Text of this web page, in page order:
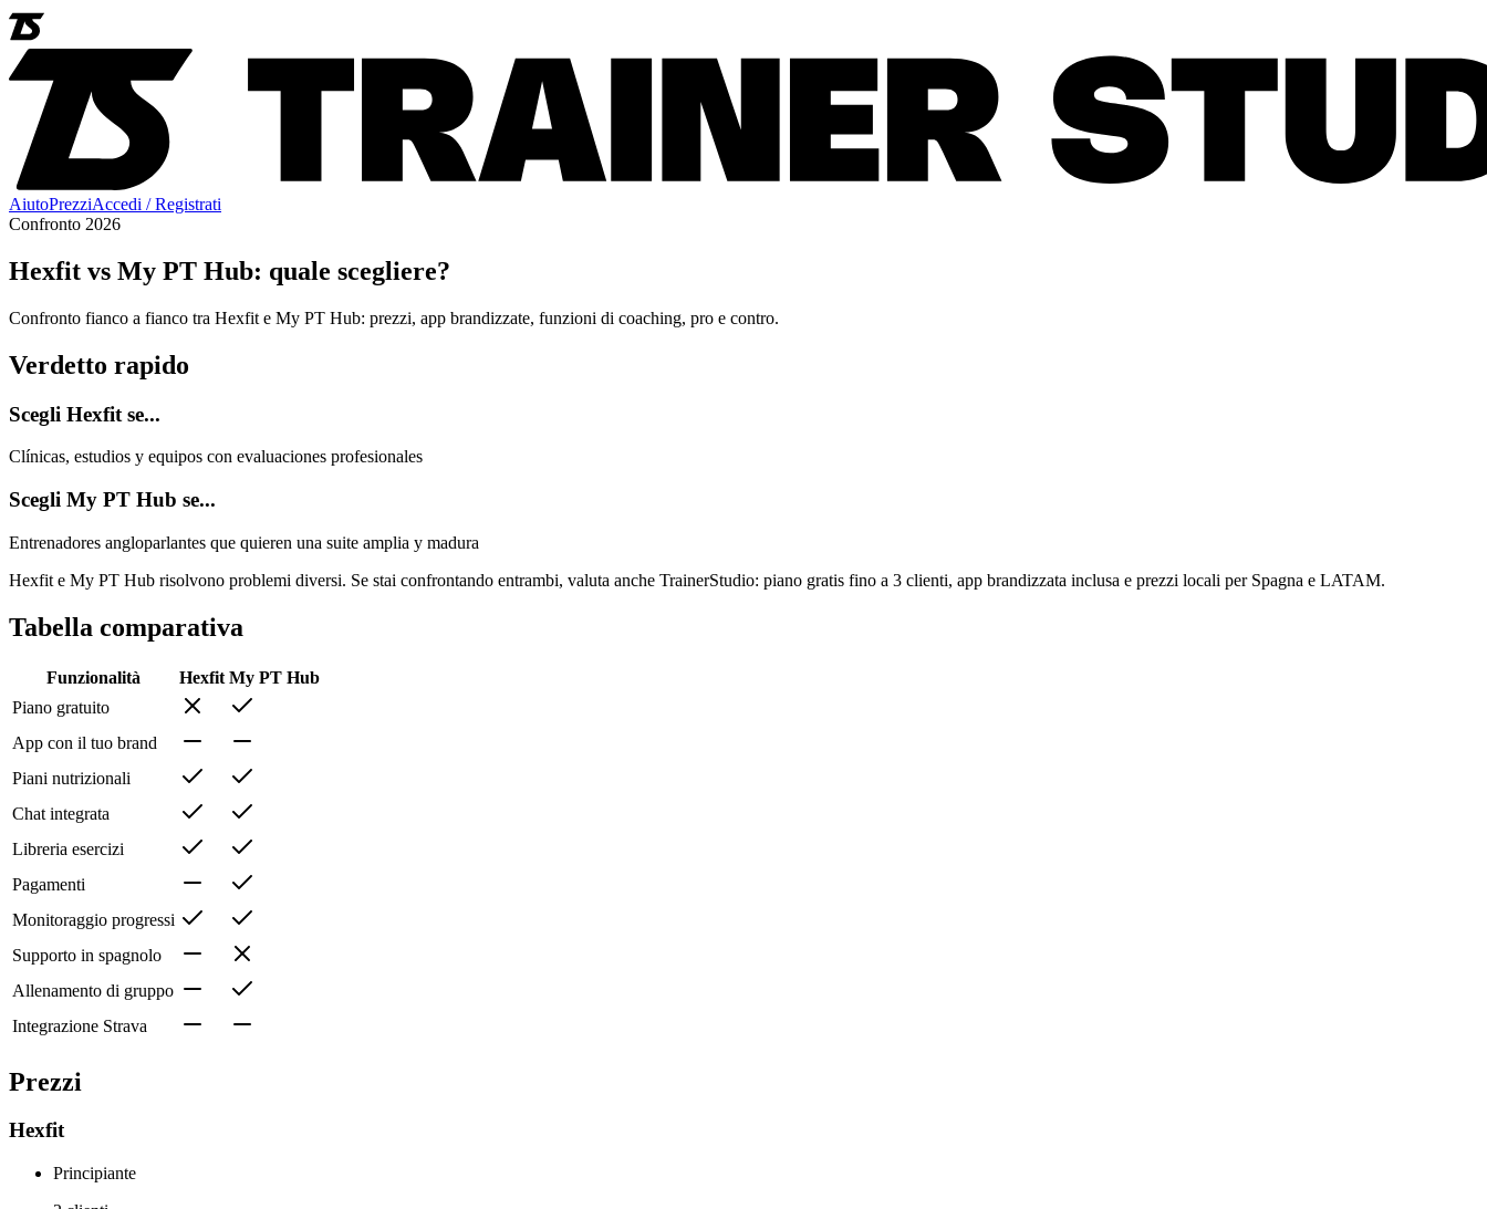
AiutoPrezziAccedi / Registrati
Confronto 2026
Hexfit vs My PT Hub: quale scegliere?
Confronto fianco a fianco tra Hexfit e My PT Hub: prezzi, app brandizzate, funzioni di coaching, pro e contro.
Verdetto rapido
Scegli Hexfit se...
Clínicas, estudios y equipos con evaluaciones profesionales
Scegli My PT Hub se...
Entrenadores angloparlantes que quieren una suite amplia y madura
Hexfit e My PT Hub risolvono problemi diversi. Se stai confrontando entrambi, valuta anche TrainerStudio: piano gratis fino a 3 clienti, app brandizzata inclusa e prezzi locali per Spagna e LATAM.
Tabella comparativa
Funzionalità Hexfit My PT Hub
Piano gratuito
App con il tuo brand
Piani nutrizionali
Chat integrata
Libreria esercizi
Pagamenti
Monitoraggio progressi
Supporto in spagnolo
Allenamento di gruppo
Integrazione Strava
Prezzi
Hexfit
Principiante